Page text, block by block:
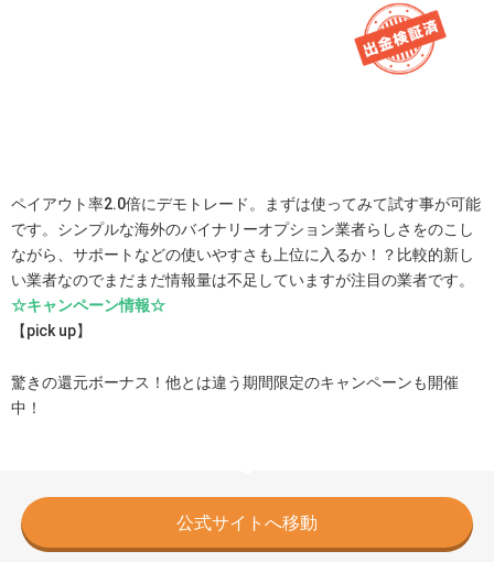
ペイアウト率2.0倍にデモトレード。まずは使ってみて試す事が可能
です。シンプルな海外のバイナリーオプション業者らしさをのこし
ながら、サポートなどの使いやすさも上位に入るか！？比較的新し
い業者なのでまだまだ情報量は不足していますが注目の業者です。
☆キャンペーン情報☆
【pick up】
驚きの還元ボーナス！他とは違う期間限定のキャンペーンも開催
中！
公式サイトへ移動